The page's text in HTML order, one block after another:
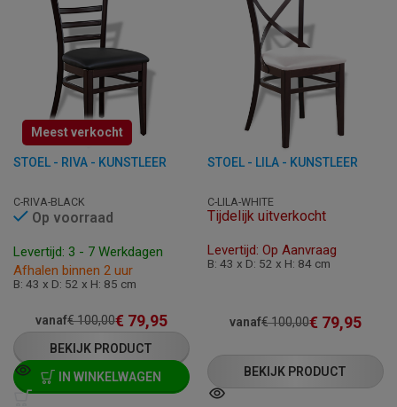
Meest verkocht
STOEL - RIVA - KUNSTLEER
C-RIVA-BLACK
Op voorraad
Levertijd: 3 - 7 Werkdagen
Afhalen binnen 2 uur
B: 43 x D: 52 x H: 85 cm
vanaf€100,00€ 79,95
BEKIJK PRODUCT
IN WINKELWAGEN
STOEL - LILA - KUNSTLEER
C-LILA-WHITE
Tijdelijk uitverkocht
Levertijd: Op Aanvraag
B: 43 x D: 52 x H: 84 cm
vanaf€100,00€ 79,95
BEKIJK PRODUCT